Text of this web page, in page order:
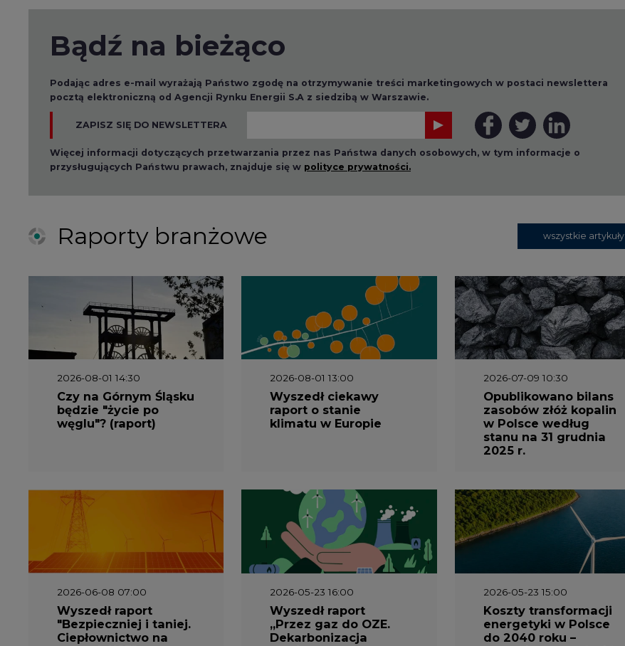
Bądź na bieżąco
Podając adres e-mail wyrażają Państwo zgodę na otrzymywanie treści marketingowych w postaci newslettera
pocztą elektroniczną od Agencji Rynku Energii S.A z siedzibą w Warszawie.
ZAPISZ SIĘ DO NEWSLETTERA
Więcej informacji dotyczących przetwarzania przez nas Państwa danych osobowych, w tym informacje o
przysługujących Państwu prawach, znajduje się w polityce prywatności.
Raporty branżowe wszystkie artykuły
2026-08-01 14:30
Czy na Górnym Śląsku
będzie "życie po
węglu"? (raport)
2026-08-01 13:00
Wyszedł ciekawy
raport o stanie
klimatu w Europie
2026-07-09 10:30
Opublikowano bilans
zasobów złóż kopalin
w Polsce według
stanu na 31 grudnia
2025 r.
2026-06-08 07:00
Wyszedł raport
"Bezpieczniej i taniej.
Ciepłownictwo na
2026-05-23 16:00
Wyszedł raport
„Przez gaz do OZE.
Dekarbonizacja
2026-05-23 15:00
Koszty transformacji
energetyki w Polsce
do 2040 roku –